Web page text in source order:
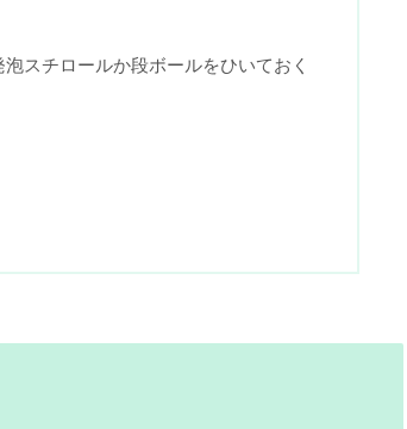
る
ポイント
スチロールか段ボールをひいておく